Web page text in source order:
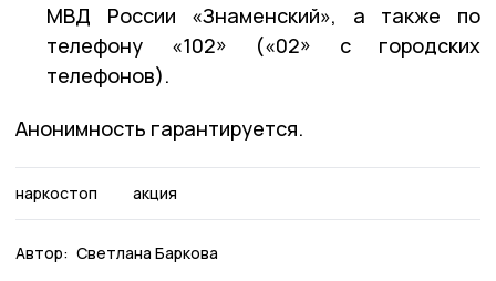
МВД России «Знаменский», а также по
телефону «102» («02» с городских
телефонов).
Анонимность гарантируется.
наркостоп акция
Автор: Светлана Баркова